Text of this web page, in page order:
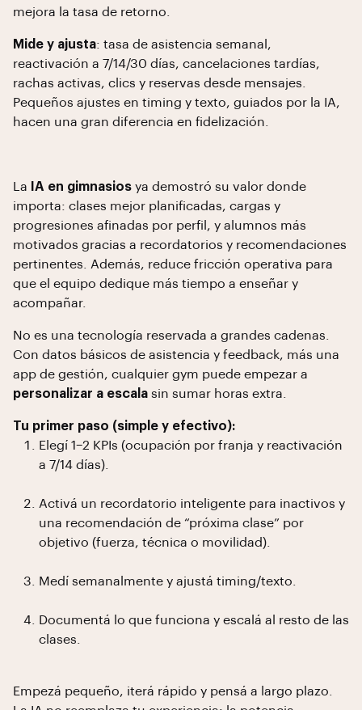
mejora la tasa de retorno.
Mide y ajusta: tasa de asistencia semanal,
reactivación a 7/14/30 días, cancelaciones tardías,
rachas activas, clics y reservas desde mensajes.
Pequeños ajustes en timing y texto, guiados por la IA,
hacen una gran diferencia en fidelización.
La IA en gimnasios ya demostró su valor donde
importa: clases mejor planificadas, cargas y
progresiones afinadas por perfil, y alumnos más
motivados gracias a recordatorios y recomendaciones
pertinentes. Además, reduce fricción operativa para
que el equipo dedique más tiempo a enseñar y
acompañar.
No es una tecnología reservada a grandes cadenas.
Con datos básicos de asistencia y feedback, más una
app de gestión, cualquier gym puede empezar a
personalizar a escala sin sumar horas extra.
Tu primer paso (simple y efectivo):
Elegí 1–2 KPIs (ocupación por franja y reactivación
a 7/14 días).
Activá un recordatorio inteligente para inactivos y
una recomendación de “próxima clase” por
objetivo (fuerza, técnica o movilidad).
Medí semanalmente y ajustá timing/texto.
Documentá lo que funciona y escalá al resto de las
clases.
Empezá pequeño, iterá rápido y pensá a largo plazo.